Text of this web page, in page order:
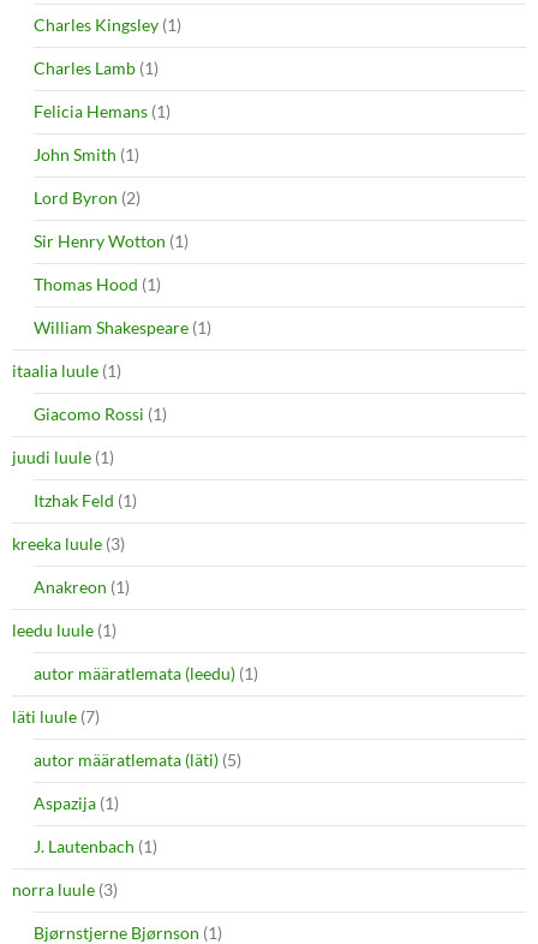
Charles Kingsley (1)
Charles Lamb (1)
Felicia Hemans (1)
John Smith (1)
Lord Byron (2)
Sir Henry Wotton (1)
Thomas Hood (1)
William Shakespeare (1)
itaalia luule (1)
Giacomo Rossi (1)
juudi luule (1)
Itzhak Feld (1)
kreeka luule (3)
Anakreon (1)
leedu luule (1)
autor määratlemata (leedu) (1)
läti luule (7)
autor määratlemata (läti) (5)
Aspazija (1)
J. Lautenbach (1)
norra luule (3)
Bjørnstjerne Bjørnson (1)